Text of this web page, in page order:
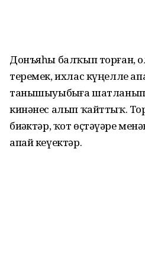
Донъяһы балҡып торған,
теремек, ихлас күңелле
танышыуыбыҙға
кинәнес алып ҡайттыҡ.
биҙәктәр, ҡот өҫтәүҙәре
апай кеүектәр.